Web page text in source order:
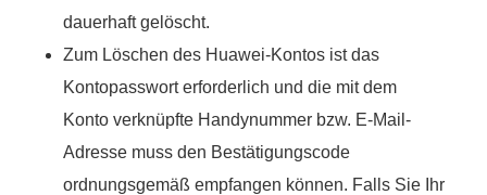
dauerhaft gelöscht.
Zum Löschen des Huawei-Kontos ist das
Kontopasswort erforderlich und die mit dem
Konto verknüpfte Handynummer bzw. E-Mail-
Adresse muss den Bestätigungscode
ordnungsgemäß empfangen können. Falls Sie Ihr